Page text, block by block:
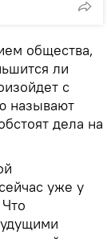
общества,
ли
с
называют
дела на
уже у